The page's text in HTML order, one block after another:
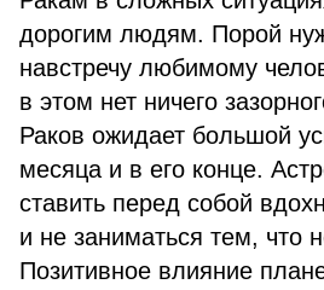
дорогим людям. Порой
навстречу любимому
в этом нет ничего
Раков ожидает большой
месяца и в его конце.
ставить перед собой
и не заниматься тем, что
Позитивное влияние